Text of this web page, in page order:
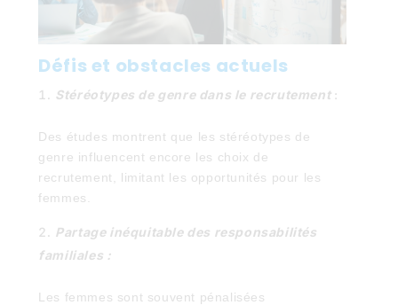
Défis et obstacles actuels
Stéréotypes de genre dans le recrutement :
Des études montrent que les stéréotypes de
genre influencent encore les choix de
recrutement, limitant les opportunités pour les
femmes.
Partage inéquitable des responsabilités
familiales :
Les femmes sont souvent pénalisées